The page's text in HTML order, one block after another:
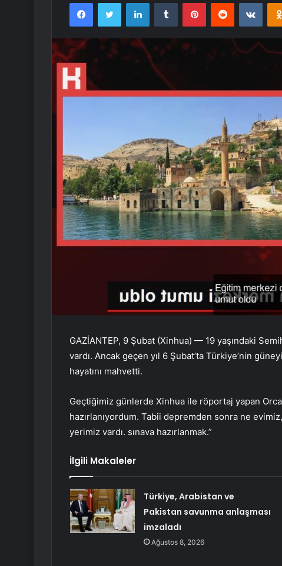
FacebookTwitter LinkedInTumblr PinterestReddit
GAZİANTEP, 9 Şubat (Xinhua) — 19 yaşındaki
vardı. Ancak geçen yıl 6 Şubat’ta Türkiye’nin
hayatını mahvetti.
Geçtiğimiz günlerde Xinhua ile röportaj yapan
hazırlanıyordum. Tabii depremden sonra ne
yerimiz vardı. sınava hazırlanmak.”
İlgili Makaleler
Türkiye, Arabistan ve
Pakistan savunma anlaşması
imzaladı
Ağustos 8, 2026